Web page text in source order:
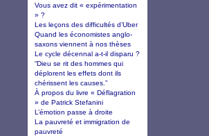
Vous avez dit « expérimentation
» ?
Les leçons des difficultés d’Uber
Quand les économistes anglo-
saxons viennent à nos thèses
Le cycle décennal a-t-il disparu ?
“Dieu se rit des hommes qui
déplorent les effets dont ils
chérissent les causes.”
À propos du livre « Déflagration
» de Patrick Stefanini
L’émotion passe à droite
La pauvreté et immigration de
pauvreté